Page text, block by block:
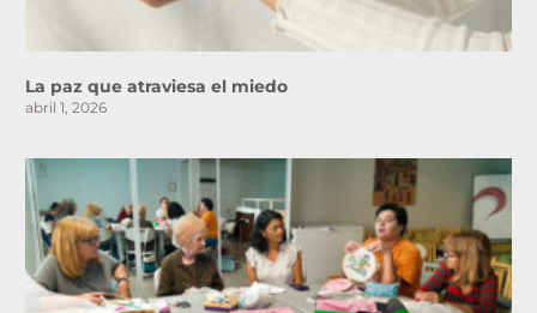
La paz que atraviesa el miedo
abril 1, 2026